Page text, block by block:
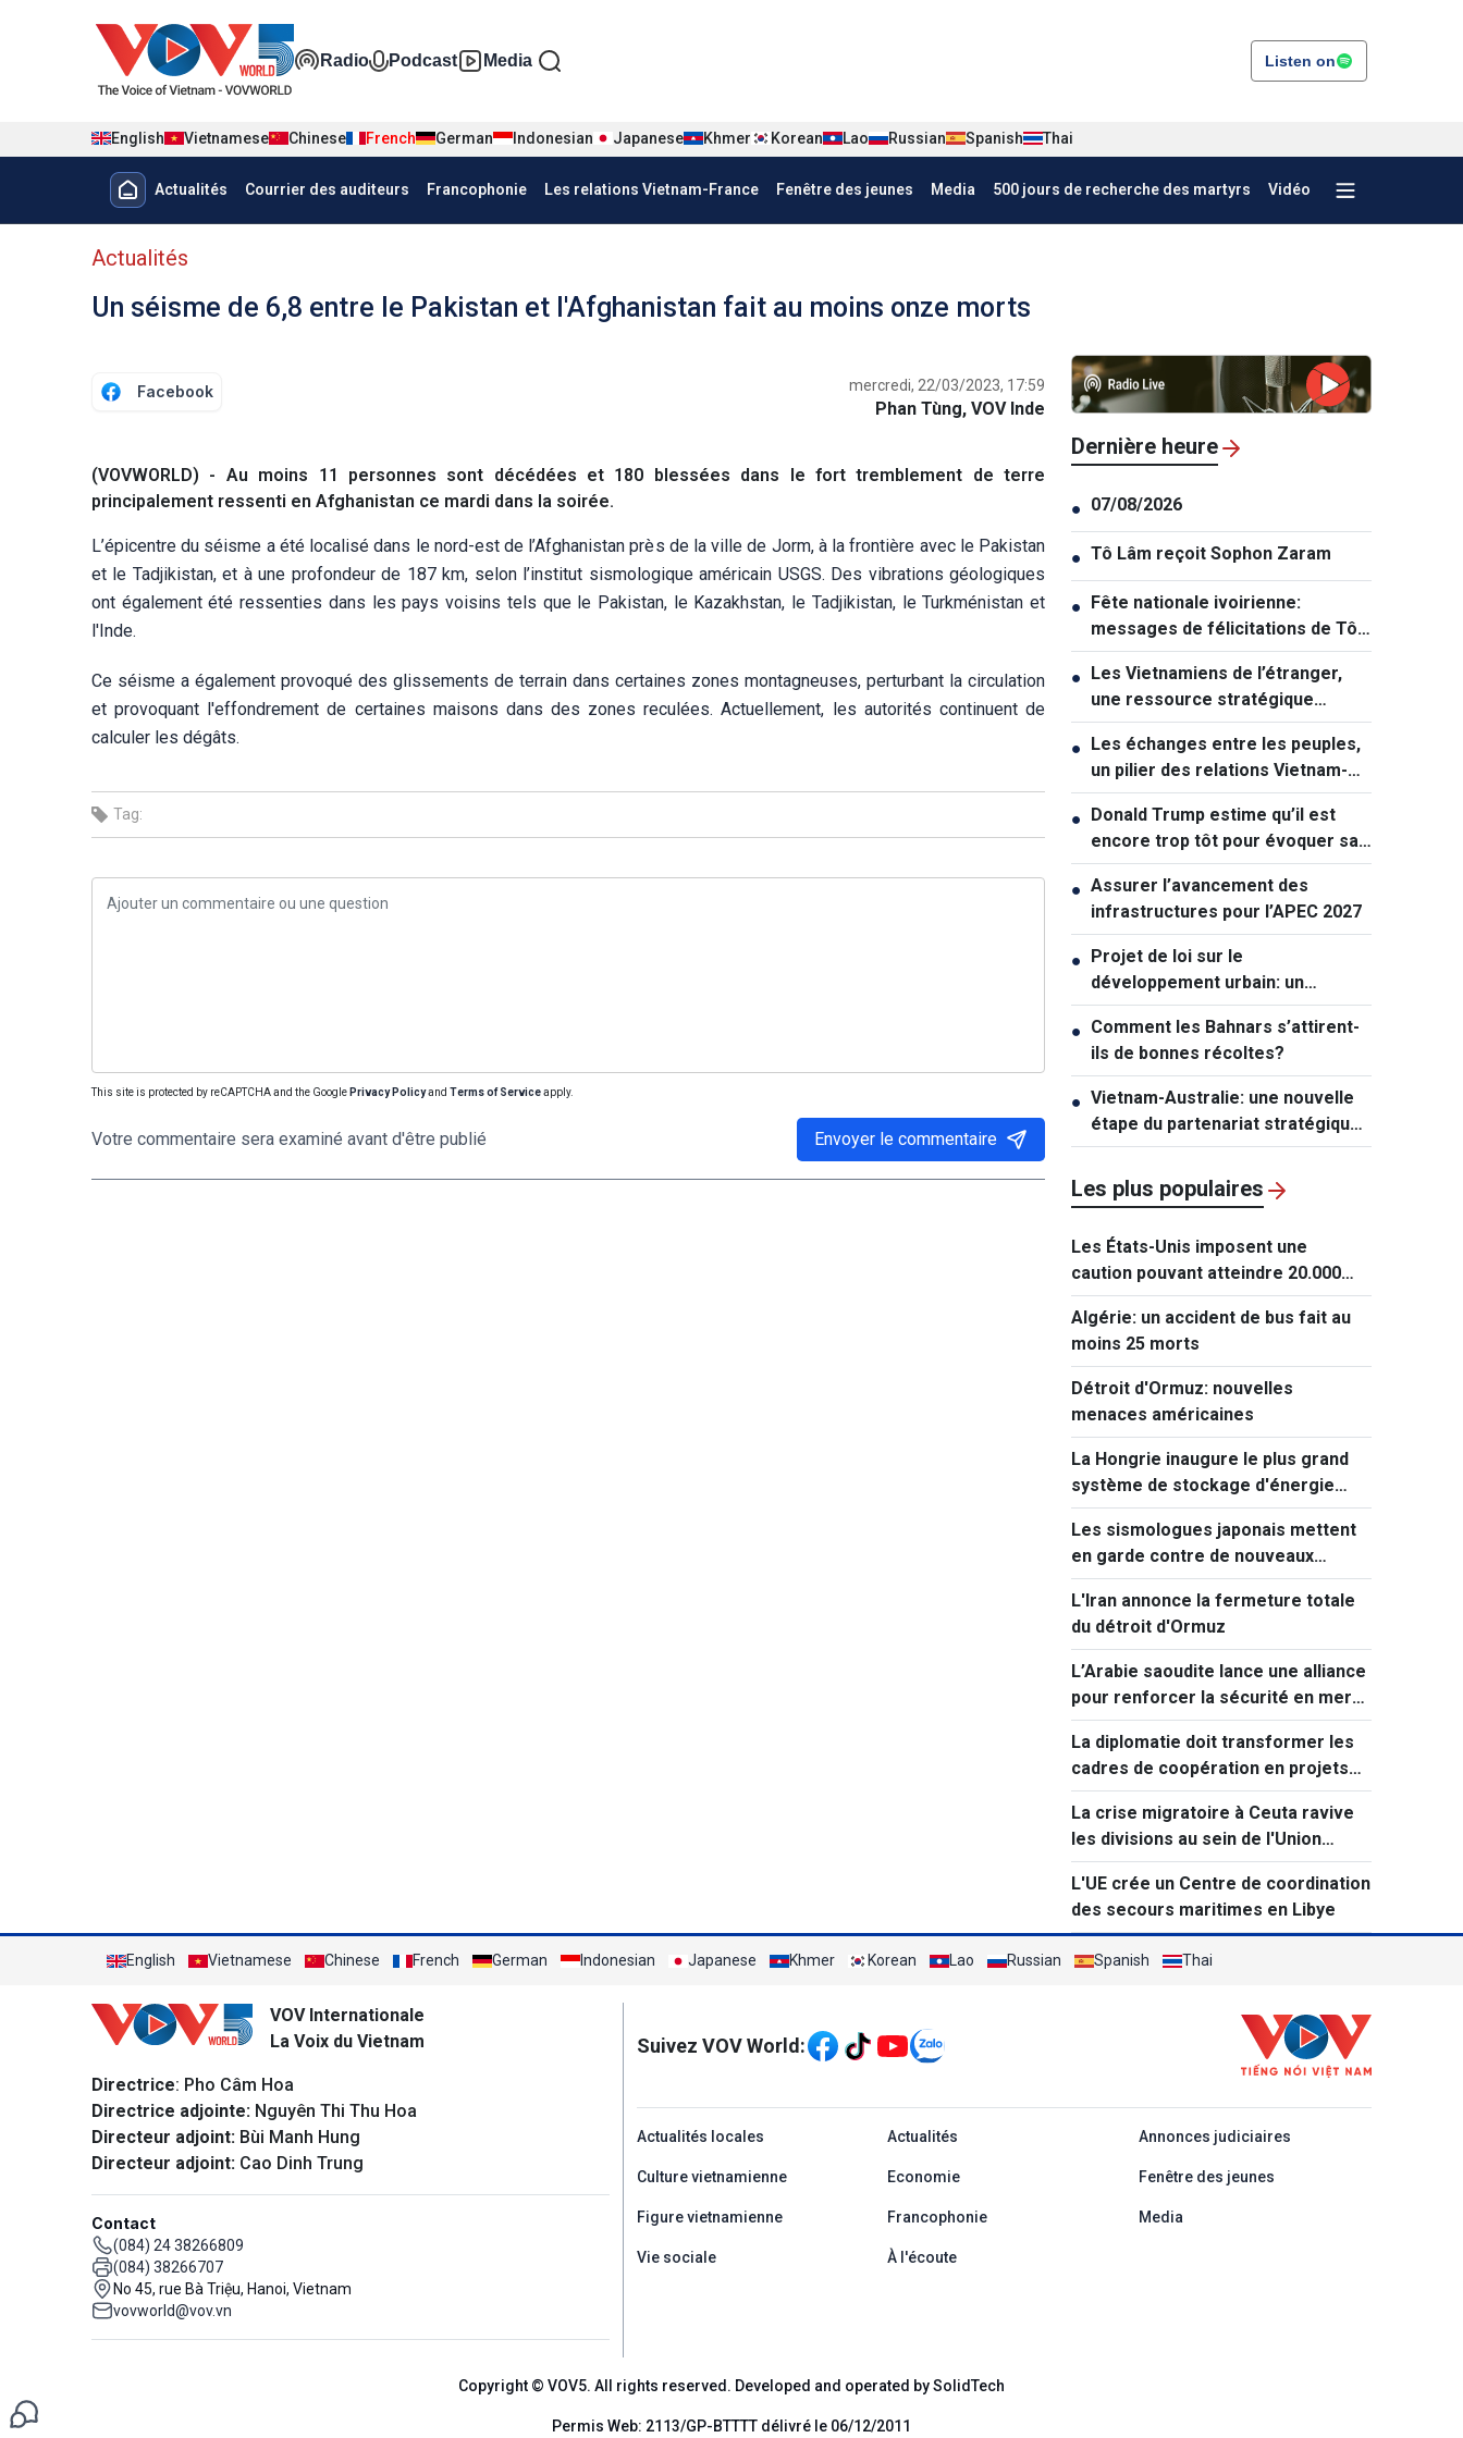
Đa phương tiện tiếng Pháp
Radio Podcast Media Listen on
English Vietnamese Chinese French German Indonesian Japanese Khmer Korean Lao Russian Spanish Thai
Menu trang chủ tiếng Pháp
Actualités Courrier des auditeurs Francophonie Les relations Vietnam-France Fenêtre des jeunes Media 500 jours de recherche des martyrs Vidéo
menu phụ tiếng Pháp
Actualités
Un séisme de 6,8 entre le Pakistan et l'Afghanistan fait au moins onze morts
Facebook mercredi, 22/03/2023, 17:59
Phan Tùng, VOV Inde
(VOVWORLD) - Au moins 11 personnes sont décédées et 180 blessées dans le fort tremblement de terre
principalement ressenti en Afghanistan ce mardi dans la soirée.
L’épicentre du séisme a été localisé dans le nord-est de l’Afghanistan près de la ville de Jorm, à la frontière avec le Pakistan
et le Tadjikistan, et à une profondeur de 187 km, selon l’institut sismologique américain USGS. Des vibrations géologiques
ont également été ressenties dans les pays voisins tels que le Pakistan, le Kazakhstan, le Tadjikistan, le Turkménistan et
l'Inde.
Ce séisme a également provoqué des glissements de terrain dans certaines zones montagneuses, perturbant la circulation
et provoquant l'effondrement de certaines maisons dans des zones reculées. Actuellement, les autorités continuent de
calculer les dégâts.
Tag:
This site is protected by reCAPTCHA and the Google Privacy Policyand Terms of Serviceapply.
Votre commentaire sera examiné avant d'être publié Envoyer le commentaire
Dernière heure
● 07/08/2026
● Tô Lâm reçoit Sophon Zaram
● Fête nationale ivoirienne:
messages de félicitations de Tô
Lâm et de Lê Hoài Trung
● Les Vietnamiens de l’étranger,
une ressource stratégique
majeure contribuant au
renforcement de la puissance
nationale
● Les échanges entre les peuples,
un pilier des relations Vietnam-
Australie
● Donald Trump estime qu’il est
encore trop tôt pour évoquer sa
succession politique
● Assurer l’avancement des
infrastructures pour l’APEC 2027
● Projet de loi sur le
développement urbain: un
mécanisme exceptionnel pour Hô
Chi Minh-ville
● Comment les Bahnars s’attirent-
ils de bonnes récoltes?
● Vietnam-Australie: une nouvelle
étape du partenariat stratégique
global
Les plus populaires
Les États-Unis imposent une
caution pouvant atteindre 20.000
dollars pour les demandes de visa
de ressortissants de 50 pays
Algérie: un accident de bus fait au
moins 25 morts
Détroit d'Ormuz: nouvelles
menaces américaines
La Hongrie inaugure le plus grand
système de stockage d'énergie
d'Europe centrale
Les sismologues japonais mettent
en garde contre de nouveaux
séismes majeurs après celui de
Kumamoto
L'Iran annonce la fermeture totale
du détroit d'Ormuz
L’Arabie saoudite lance une alliance
pour renforcer la sécurité en mer
Rouge
La diplomatie doit transformer les
cadres de coopération en projets
concrets
La crise migratoire à Ceuta ravive
les divisions au sein de l'Union
européenne
L'UE crée un Centre de coordination
des secours maritimes en Libye
English Vietnamese Chinese French German Indonesian Japanese Khmer Korean Lao Russian Spanish Thai
VOV Internationale
La Voix du Vietnam
Directrice: Pho Câm Hoa
Directrice adjointe: Nguyên Thi Thu Hoa
Directeur adjoint: Bùi Manh Hung
Directeur adjoint: Cao Dinh Trung
Contact
(084) 24 38266809
(084) 38266707
No 45, rue Bà Triệu, Hanoi, Vietnam
vovworld@vov.vn
Mạng xã hội
Suivez VOV World:
menu footer tiếng Pháp
Actualités locales Actualités Annonces judiciaires
Culture vietnamienne Economie Fenêtre des jeunes
Figure vietnamienne Francophonie Media
Vie sociale À l'écoute
Copyright © VOV5. All rights reserved. Developed and operated by SolidTech
Permis Web: 2113/GP-BTTTT délivré le 06/12/2011